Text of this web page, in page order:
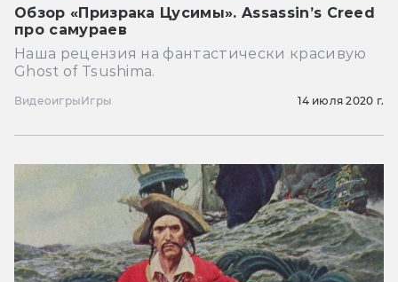
Обзор «Призрака Цусимы». Assassin’s Creed
про самураев
Наша рецензия на фантастически красивую
Ghost of Tsushima.
ВидеоигрыИгры 14 июля 2020 г.